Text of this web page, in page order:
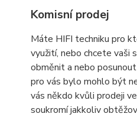
Komisní prodej
Máte HIFI techniku pro
využití, nebo chcete vaši
obměnit a nebo
pro vás bylo mohlo být
vás někdo kvůli prodeji
soukromí jakkoliv